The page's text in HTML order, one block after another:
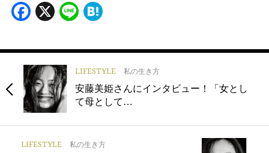
Facebook
X Line
LIFESTYLE 私の生き方
安藤美姫さんにインタビュー！「女とし
て母として…
LIFESTYLE 私の生き方